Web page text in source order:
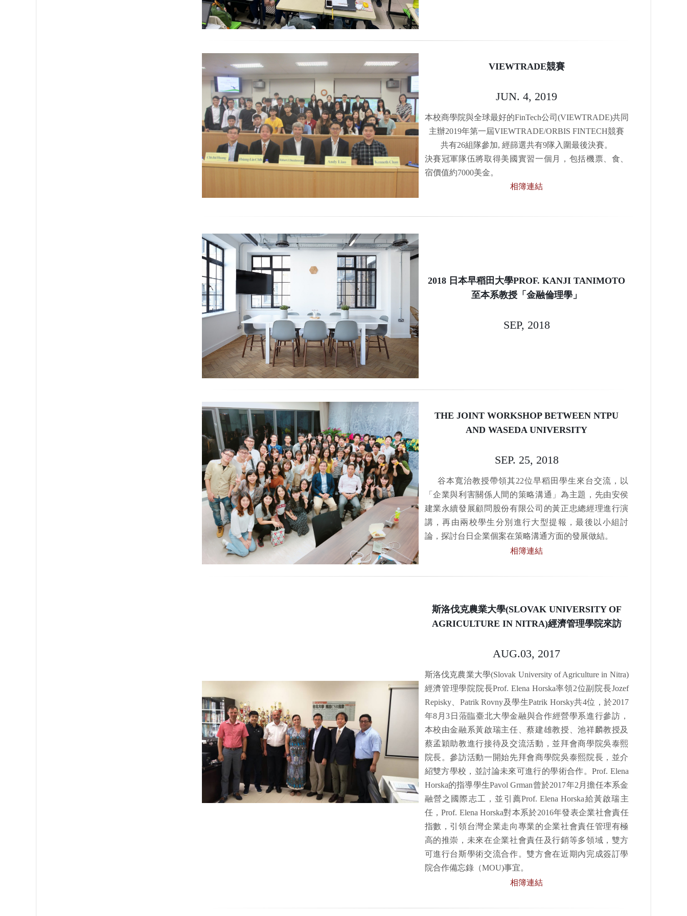
VIEWTRADE競賽
JUN. 4, 2019
本校商學院與全球最好的FinTech公司(VIEWTRADE)共同
主辦2019年第一屆VIEWTRADE/ORBIS FINTECH競賽
共有26組隊參加, 經篩選共有9隊入圍最後決賽。
決賽冠軍隊伍將取得美國實習一個月，包括機票、食、
宿價值約7000美金。
相簿連結
2018 日本早稻田大學PROF. KANJI TANIMOTO
至本系教授「金融倫理學」
SEP, 2018
THE JOINT WORKSHOP BETWEEN NTPU
AND WASEDA UNIVERSITY
SEP. 25, 2018
谷本寬治教授帶領其22位早稻田學生來台交流，以
「企業與利害關係人間的策略溝通」為主題，先由安侯
建業永續發展顧問股份有限公司的黃正忠總經理進行演
講，再由兩校學生分別進行大型提報，最後以小組討
論，探討台日企業個案在策略溝通方面的發展做結。
相簿連結
斯洛伐克農業大學(SLOVAK UNIVERSITY OF
AGRICULTURE IN NITRA)經濟管理學院來訪
AUG.03, 2017
斯洛伐克農業大學(Slovak University of Agriculture in Nitra)
經濟管理學院院長Prof. Elena Horska率領2位副院長Jozef
Repisky、Patrik Rovny及學生Patrik Horsky共4位，於2017
年8月3日蒞臨臺北大學金融與合作經營學系進行參訪，
本校由金融系黃啟瑞主任、蔡建雄教授、池祥麟教授及
蔡孟穎助教進行接待及交流活動，並拜會商學院吳泰熙
院長。參訪活動一開始先拜會商學院吳泰熙院長，並介
紹雙方學校，並討論未來可進行的學術合作。Prof. Elena
Horska的指導學生Pavol Grman曾於2017年2月擔任本系金
融營之國際志工，並引薦Prof. Elena Horska給黃啟瑞主
任，Prof. Elena Horska對本系於2016年發表企業社會責任
指數，引領台灣企業走向專業的企業社會責任管理有極
高的推崇，未來在企業社會責任及行銷等多領域，雙方
可進行台斯學術交流合作。雙方會在近期內完成簽訂學
院合作備忘錄（MOU)事宜。
相簿連結